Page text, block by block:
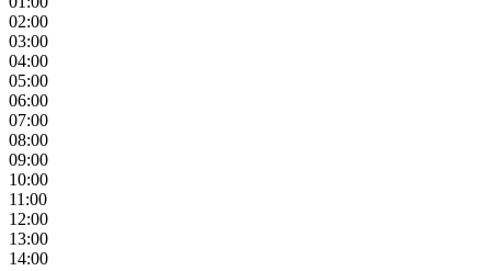
02:00
03:00
04:00
05:00
06:00
07:00
08:00
09:00
10:00
11:00
12:00
13:00
14:00